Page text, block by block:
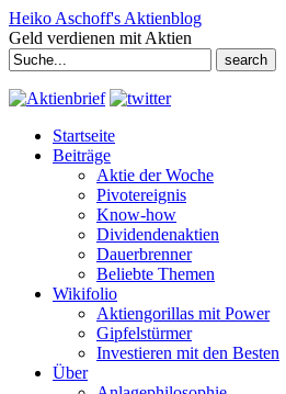
Heiko Aschoff's Aktienblog
Geld verdienen mit Aktien
Search
for:
Startseite
Beiträge
Aktie der Woche
Pivotereignis
Know-how
Dividendenaktien
Dauerbrenner
Beliebte Themen
Wikifolio
Aktiengorillas mit Power
Gipfelstürmer
Investieren mit den Besten
Über